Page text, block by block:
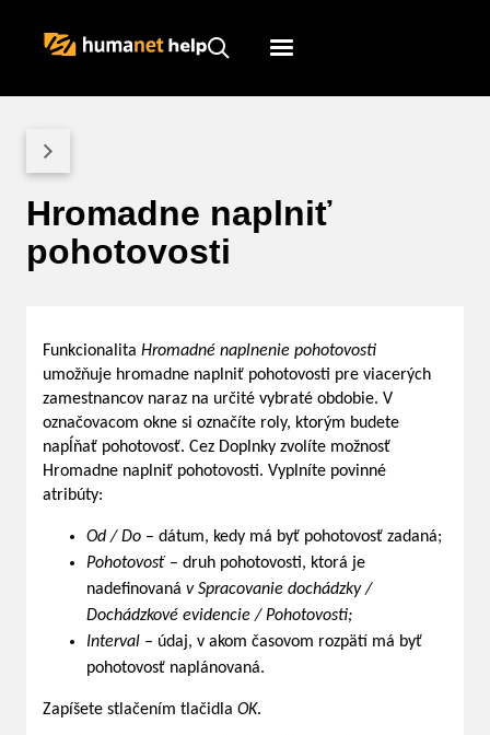
Humanet
Hromadne naplniť
pohotovosti
Funkcionalita Hromadné naplnenie pohotovosti
umožňuje hromadne naplniť pohotovosti pre viacerých
zamestnancov naraz na určité vybraté obdobie. V
označovacom okne si označíte roly, ktorým budete
napĺňať pohotovosť. Cez Doplnky zvolíte možnosť
Hromadne naplniť pohotovosti. Vyplníte povinné
atribúty:
Od / Do – dátum, kedy má byť pohotovosť zadaná;
Pohotovosť – druh pohotovosti, ktorá je
nadefinovaná v Spracovanie dochádzky /
Dochádzkové evidencie / Pohotovosti;
Interval – údaj, v akom časovom rozpätí má byť
pohotovosť naplánovaná.
Zapíšete stlačením tlačidla OK.